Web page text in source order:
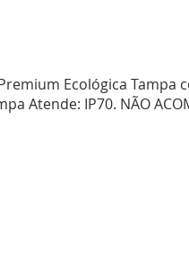
Ecológica Tampa
Atende: IP70. NÃO